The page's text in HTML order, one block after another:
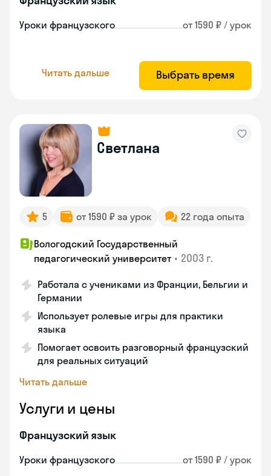
Уроки французского от 1590 ₽ / урок
Читать дальше Выбрать время
Светлана
5 от 1590 ₽ за урок 22 года опыта
Вологодский Государственный
педагогический университет • 2003 г.
Работала с учениками из Франции, Бельгии и
Германии
Использует ролевые игры для практики
языка
Помогает освоить разговорный французский
для реальных ситуаций
Читать дальше
Услуги и цены
Французский язык
Уроки французского от 1590 ₽ / урок